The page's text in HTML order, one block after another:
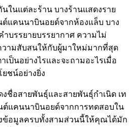
ในแต่ละร้าน บางร้านแสดงราย
ต์แคนนาบินอยด์จากห้องแล็บ บาง
บรรยายบรรยากาศ ความไม่
ามสับสนให้กับผู้มาใหม่มากที่สุด
ป็นอย่างไรและจะถามอะไรเมื่อ
ชน์อย่างยิ่ง
ชื่อสายพันธุ์และสายพันธุ์กำเนิด เท
ต์แคนนาบินอยด์จากการทดสอบใน
ข้อมูลครบทั้งสามส่วนนี้ให้คุณได้มัก